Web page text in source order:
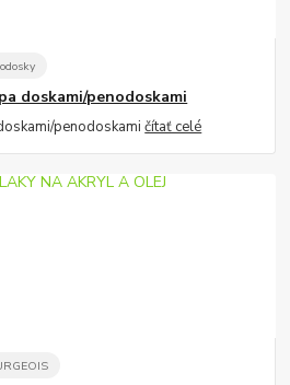
doskami/penodoskami
penodoskamičítať celé